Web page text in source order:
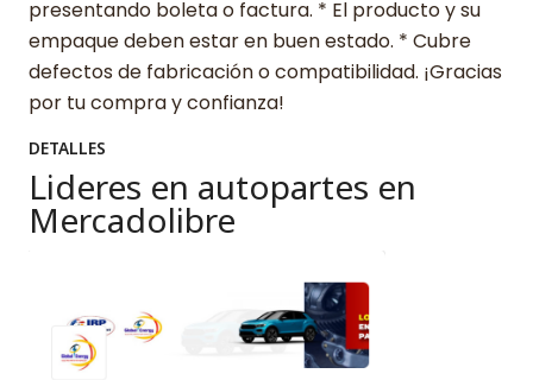
presentando boleta o factura. * El producto y su
empaque deben estar en buen estado. * Cubre
defectos de fabricación o compatibilidad. ¡Gracias
por tu compra y confianza!
DETALLES
Lideres en autopartes en
Mercadolibre